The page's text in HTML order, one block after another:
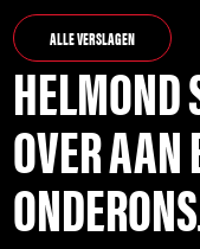
ALLE VERSLAGEN
HELMOND
OVER